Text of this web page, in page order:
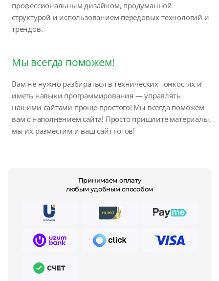
профессиональным дизайном, продуманной
структурой и использованием передовых технологий и
трендов.
Мы всегда поможем!
Вам не нужно разбираться в технических тонкостях и
иметь навыки программирования — управлять
нашими сайтами проще простого! Мы всегда поможем
вам с наполнением сайта! Просто пришлите материалы,
мы их разместим и ваш сайт готов!
Принимаем оплату
любым удобным способом